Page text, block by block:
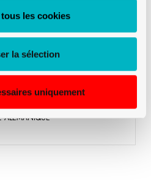
les cookies
la sélection
uniquement
ALÉMANIQUE
ALÉMANIQUE
Téléphone:
65 00